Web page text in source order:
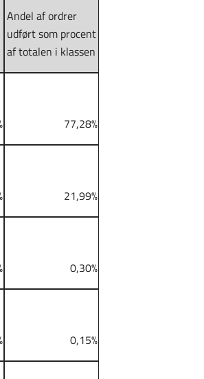
Andel af ordrer
udført som procent
af totalen i klassen
77,28%
21,99%
0,30%
0,15%